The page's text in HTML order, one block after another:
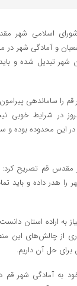
اسلامی شهر
و آمادگی شهر در
شهر تبدیل شده و
را ساماندهی
در شرایط خوبی
قم تصریح کرد:
را هدر داده و باید
به اراده استان
از چالش‌های این
برای حل آن داریم.
به آمادگی شهر قم